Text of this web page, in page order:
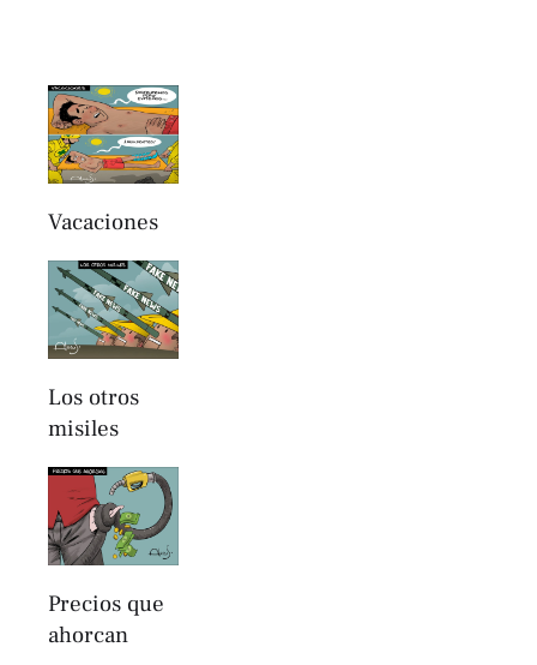
Vacaciones
Los otros
misiles
Precios que
ahorcan